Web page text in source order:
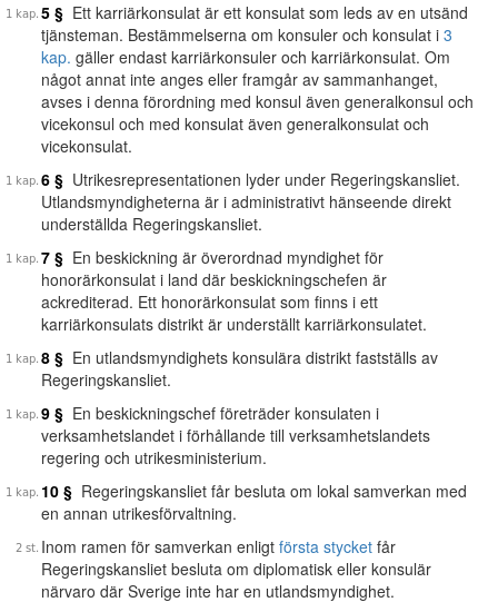
5 § Ett karriärkonsulat är ett konsulat som leds av en utsänd
tjänsteman. Bestämmelserna om konsuler och konsulat i 3
kap. gäller endast karriärkonsuler och karriärkonsulat. Om
något annat inte anges eller framgår av sammanhanget,
avses i denna förordning med konsul även generalkonsul och
vicekonsul och med konsulat även generalkonsulat och
vicekonsulat.
6 § Utrikesrepresentationen lyder under Regeringskansliet.
Utlandsmyndigheterna är i administrativt hänseende direkt
underställda Regeringskansliet.
7 § En beskickning är överordnad myndighet för
honorärkonsulat i land där beskickningschefen är
ackrediterad. Ett honorärkonsulat som finns i ett
karriärkonsulats distrikt är underställt karriärkonsulatet.
8 § En utlandsmyndighets konsulära distrikt fastställs av
Regeringskansliet.
9 § En beskickningschef företräder konsulaten i
verksamhetslandet i förhållande till verksamhetslandets
regering och utrikesministerium.
10 § Regeringskansliet får besluta om lokal samverkan med
en annan utrikesförvaltning.
Inom ramen för samverkan enligt första stycket får
Regeringskansliet besluta om diplomatisk eller konsulär
närvaro där Sverige inte har en utlandsmyndighet.